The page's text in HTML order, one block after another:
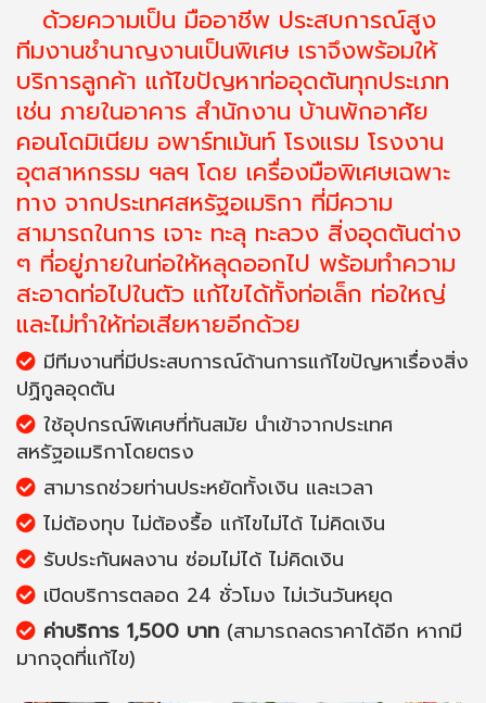
ด้วยความเป็น มืออาชีพ ประสบการณ์สูง
ทีมงานชำนาญงานเป็นพิเศษ เราจึงพร้อมให้
บริการลูกค้า แก้ไขปัญหาท่ออุดตันทุกประเภท
เช่น ภายในอาคาร สำนักงาน บ้านพักอาศัย
คอนโดมิเนียม อพาร์ทเม้นท์ โรงแรม โรงงาน
อุตสาหกรรม ฯลฯ โดย เครื่องมือพิเศษเฉพาะ
ทาง จากประเทศสหรัฐอเมริกา ที่มีความ
สามารถในการ เจาะ ทะลุ ทะลวง สิ่งอุดตันต่าง
ๆ ที่อยู่ภายในท่อให้หลุดออกไป พร้อมทำความ
สะอาดท่อไปในตัว แก้ไขได้ทั้งท่อเล็ก ท่อใหญ่
และไม่ทำให้ท่อเสียหายอีกด้วย
มีทีมงานที่มีประสบการณ์ด้านการแก้ไขปัญหาเรื่องสิ่ง
ปฏิกูลอุดตัน
ใช้อุปกรณ์พิเศษที่ทันสมัย นำเข้าจากประเทศ
สหรัฐอเมริกาโดยตรง
สามารถช่วยท่านประหยัดทั้งเงิน และเวลา
ไม่ต้องทุบ ไม่ต้องรื้อ แก้ไขไม่ได้ ไม่คิดเงิน
รับประกันผลงาน ซ่อมไม่ได้ ไม่คิดเงิน
เปิดบริการตลอด 24 ชั่วโมง ไม่เว้นวันหยุด
ค่าบริการ 1,500 บาท (สามารถลดราคาได้อีก หากมี
มากจุดที่แก้ไข)